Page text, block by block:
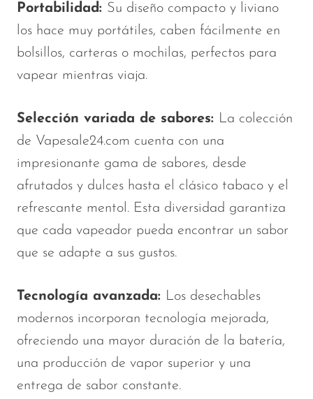
Portabilidad: Su diseño compacto y liviano
los hace muy portátiles, caben fácilmente en
bolsillos, carteras o mochilas, perfectos para
vapear mientras viaja.
Selección variada de sabores: La colección
de Vapesale24.com cuenta con una
impresionante gama de sabores, desde
afrutados y dulces hasta el clásico tabaco y el
refrescante mentol. Esta diversidad garantiza
que cada vapeador pueda encontrar un sabor
que se adapte a sus gustos.
Tecnología avanzada: Los desechables
modernos incorporan tecnología mejorada,
ofreciendo una mayor duración de la batería,
una producción de vapor superior y una
entrega de sabor constante.